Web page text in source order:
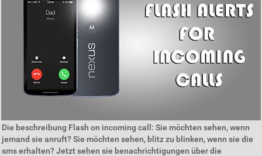
Die beschreibung Flash on incoming call: Sie möchten sehen, wenn
jemand sie anruft? Sie möchten sehen, blitz zu blinken, wenn sie die
sms erhalten? Jetzt sehen sie benachrichtigungen über die